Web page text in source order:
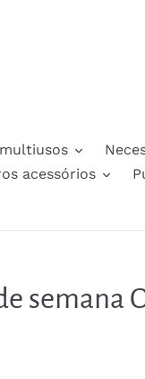
acessórios
semana